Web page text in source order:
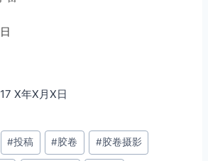
X年X月X日
#投稿 #胶卷 #胶卷摄影